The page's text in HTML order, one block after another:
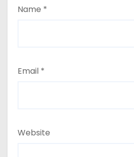
Name *
Email *
Website